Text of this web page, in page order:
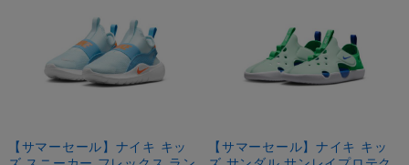
【サマーセール】ナイキ キッ
【サマーセール】ナイキ キッ